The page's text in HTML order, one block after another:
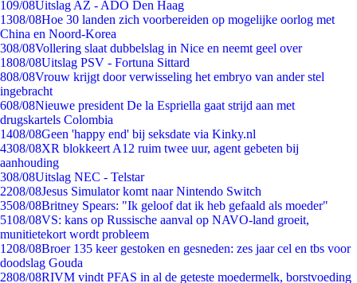
109/08Uitslag AZ - ADO Den Haag
1308/08Hoe 30 landen zich voorbereiden op mogelijke oorlog met
China en Noord-Korea
308/08Vollering slaat dubbelslag in Nice en neemt geel over
1808/08Uitslag PSV - Fortuna Sittard
808/08Vrouw krijgt door verwisseling het embryo van ander stel
ingebracht
608/08Nieuwe president De la Espriella gaat strijd aan met
drugskartels Colombia
1408/08Geen 'happy end' bij seksdate via Kinky.nl
4308/08XR blokkeert A12 ruim twee uur, agent gebeten bij
aanhouding
308/08Uitslag NEC - Telstar
2208/08Jesus Simulator komt naar Nintendo Switch
3508/08Britney Spears: "Ik geloof dat ik heb gefaald als moeder"
5108/08VS: kans op Russische aanval op NAVO-land groeit,
munitietekort wordt probleem
1208/08Broer 135 keer gestoken en gesneden: zes jaar cel en tbs voor
doodslag Gouda
2808/08RIVM vindt PFAS in al de geteste moedermelk, borstvoeding